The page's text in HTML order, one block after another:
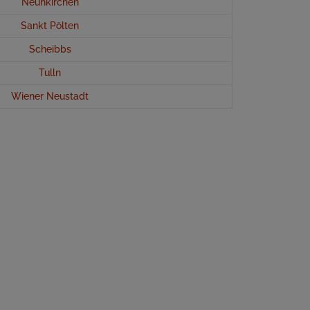
Sankt Pölten
Scheibbs
Tulln
Wiener Neustadt